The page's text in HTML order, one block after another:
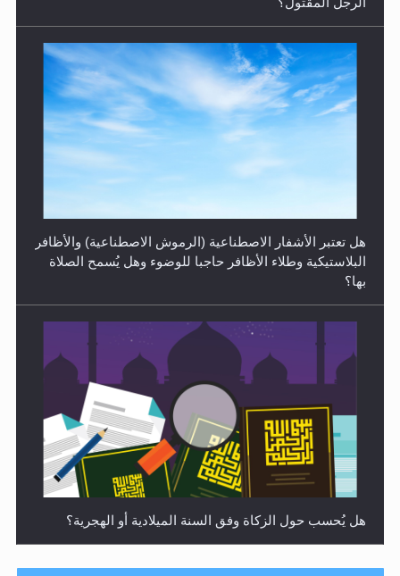
الهجرة: بحث عن الأمن والسلام في سبيل إرساء الأمن
هل تعتبر الأشفار الاصطناعية (الرموش الاصطناعية) والأظافر
البلاستيكية وطلاء الأظافر حاجبا للوضوء وهل يُسمح الصلاة
بها؟
هل يُحسب حول الزكاة وفق السنة الميلادية أو الهجرية؟